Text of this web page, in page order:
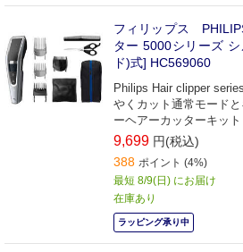
フィリップス
ター 5000シリーズ
ド)式] HC569060
Philips Hair clipper
やくカット通常モード
ーヘアーカッターキット
9,699 円(税込)
388 ポイント (4%)
最短 8/9(日) にお届け
在庫あり
ラッピング承り中